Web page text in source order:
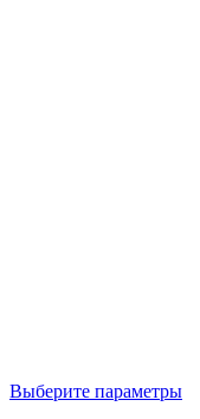
Выберите параметры